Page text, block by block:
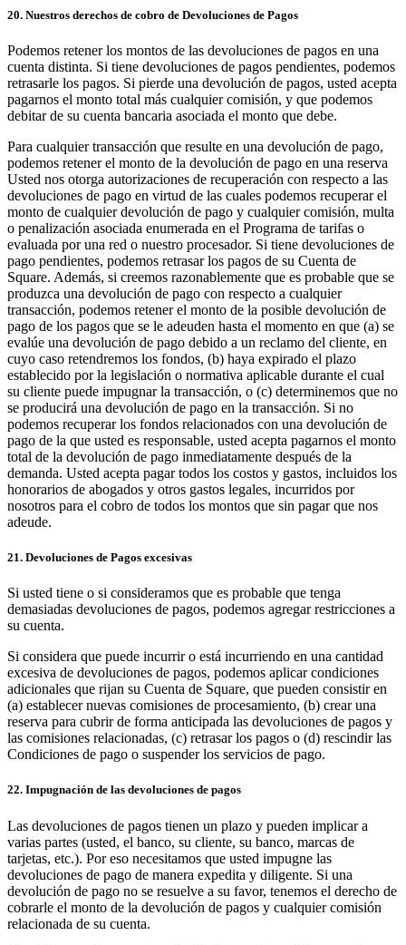
20. Nuestros derechos de cobro de Devoluciones de Pagos
Podemos retener los montos de las devoluciones de pagos en una
cuenta distinta. Si tiene devoluciones de pagos pendientes, podemos
retrasarle los pagos. Si pierde una devolución de pagos, usted acepta
pagarnos el monto total más cualquier comisión, y que podemos
debitar de su cuenta bancaria asociada el monto que debe.
Para cualquier transacción que resulte en una devolución de pago,
podemos retener el monto de la devolución de pago en una reserva
Usted nos otorga autorizaciones de recuperación con respecto a las
devoluciones de pago en virtud de las cuales podemos recuperar el
monto de cualquier devolución de pago y cualquier comisión, multa
o penalización asociada enumerada en el Programa de tarifas o
evaluada por una red o nuestro procesador. Si tiene devoluciones de
pago pendientes, podemos retrasar los pagos de su Cuenta de
Square. Además, si creemos razonablemente que es probable que se
produzca una devolución de pago con respecto a cualquier
transacción, podemos retener el monto de la posible devolución de
pago de los pagos que se le adeuden hasta el momento en que (a) se
evalúe una devolución de pago debido a un reclamo del cliente, en
cuyo caso retendremos los fondos, (b) haya expirado el plazo
establecido por la legislación o normativa aplicable durante el cual
su cliente puede impugnar la transacción, o (c) determinemos que no
se producirá una devolución de pago en la transacción. Si no
podemos recuperar los fondos relacionados con una devolución de
pago de la que usted es responsable, usted acepta pagarnos el monto
total de la devolución de pago inmediatamente después de la
demanda. Usted acepta pagar todos los costos y gastos, incluidos los
honorarios de abogados y otros gastos legales, incurridos por
nosotros para el cobro de todos los montos que sin pagar que nos
adeude.
21. Devoluciones de Pagos excesivas
Si usted tiene o si consideramos que es probable que tenga
demasiadas devoluciones de pagos, podemos agregar restricciones a
su cuenta.
Si considera que puede incurrir o está incurriendo en una cantidad
excesiva de devoluciones de pagos, podemos aplicar condiciones
adicionales que rijan su Cuenta de Square, que pueden consistir en
(a) establecer nuevas comisiones de procesamiento, (b) crear una
reserva para cubrir de forma anticipada las devoluciones de pagos y
las comisiones relacionadas, (c) retrasar los pagos o (d) rescindir las
Condiciones de pago o suspender los servicios de pago.
22. Impugnación de las devoluciones de pagos
Las devoluciones de pagos tienen un plazo y pueden implicar a
varias partes (usted, el banco, su cliente, su banco, marcas de
tarjetas, etc.). Por eso necesitamos que usted impugne las
devoluciones de pago de manera expedita y diligente. Si una
devolución de pago no se resuelve a su favor, tenemos el derecho de
cobrarle el monto de la devolución de pagos y cualquier comisión
relacionada de su cuenta.